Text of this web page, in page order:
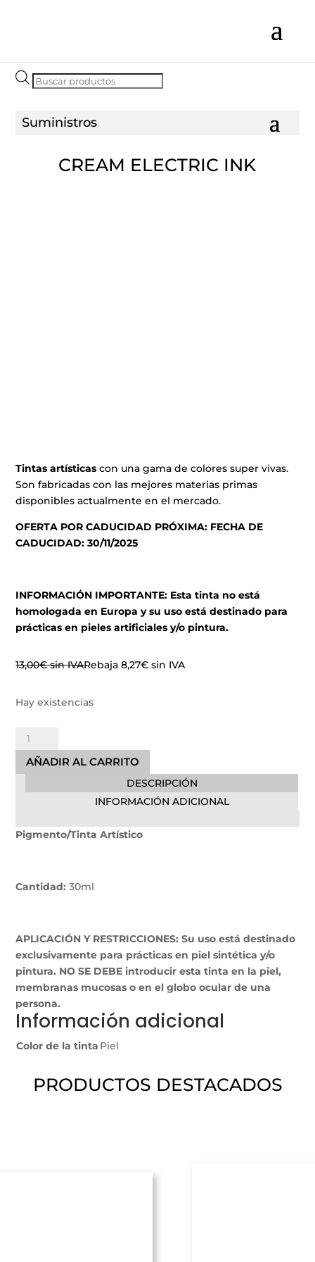
Búsqueda
CREAM ELECTRIC INK
Tintas artísticascon una gama de colores super vivas.
Son fabricadas con las mejores materias primas
disponibles actualmente en el mercado.
OFERTA POR CADUCIDAD PRÓXIMA: FECHA DE
CADUCIDAD: 30/11/2025
INFORMACIÓN IMPORTANTE: Esta tinta no está
homologada en Europa y su uso está destinado para
prácticas en pieles artificiales y/o pintura.
13,00€ sin IVARebaja8,27€ sin IVA
Hay existencias
Cream
Electric
InkAÑADIR AL CARRITO
DESCRIPCIÓN
INFORMACIÓN ADICIONAL
Pigmento/Tinta Artístico
Cantidad: 30ml
APLICACIÓN Y RESTRICCIONES: Su uso está destinado
exclusivamente para prácticas en piel sintética y/o
pintura. NO SE DEBE introducir esta tinta en la piel,
membranas mucosas o en el globo ocular de una
persona.
Información adicional
Color de la tinta Piel
PRODUCTOS DESTACADOS